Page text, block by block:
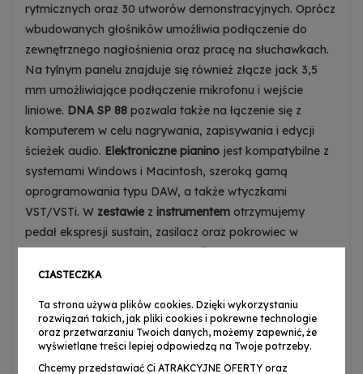
rytmicznych oraz 30 utworów demonstracyjnych. Oprócz
wbudowanych głośników umożliwia podłączenie do
zewnętrznego nagłośnienia oraz pracę na słuchawkach.
Na tylnym panelu znajduje się również złącze jack 3,5
mm umożliwiające podłączenie mikrofonu i wejście
liniowe. DNA SP 88 pozwala także na łączenie się z
komputerem w celu nagrywania, zapisywania i edycji
ścieżek audio. Elektroniczne pianino jest kompatybilne z
systemami Windows i Macintosh, szeroką gamą
oprogramowania typu DAW, a także wtyczkami
VST/VSTi. W zestawiez instrumentem otrzymujemy
pedał ekspresji sustain, zasilacz oraz pokrowiec w
postaci torby transportowej.Najlepszą cenęoraz szybką
wysyłkę gwarantuje
Cechy instrumentu:
88 pełnowymiarowych klawiszy;
CIASTECZKA
Ta strona używa plików cookies. Dzięki wykorzystaniu
rozwiązań takich, jak pliki cookies i pokrewne technologie
oraz przetwarzaniu Twoich danych, możemy zapewnić, że
wyświetlane treści lepiej odpowiedzą na Twoje potrzeby.
Chcemy przedstawiać Ci ATRAKCYJNE OFERTY oraz